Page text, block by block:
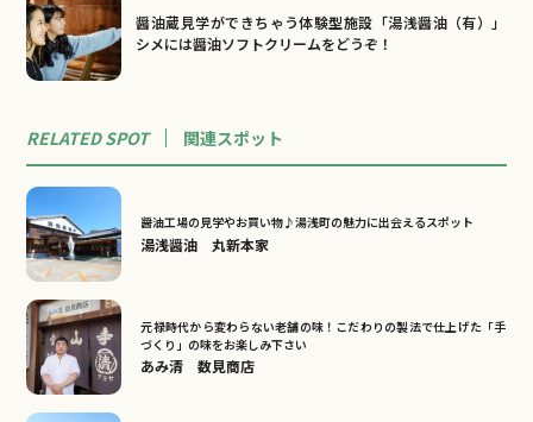
醤油蔵見学ができちゃう体験型施設「湯浅醤油（有）」
シメには醤油ソフトクリームをどうぞ！
RELATED SPOT 関連スポット
醤油工場の見学やお買い物♪湯浅町の魅力に出会えるスポット
湯浅醤油 丸新本家
元禄時代から変わらない老舗の味！こだわりの製法で仕上げた「手
づくり」の味をお楽しみ下さい
あみ清 数見商店